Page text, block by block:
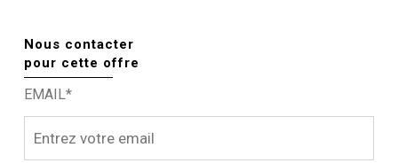
Nous contacter
pour cette offre
EMAIL*